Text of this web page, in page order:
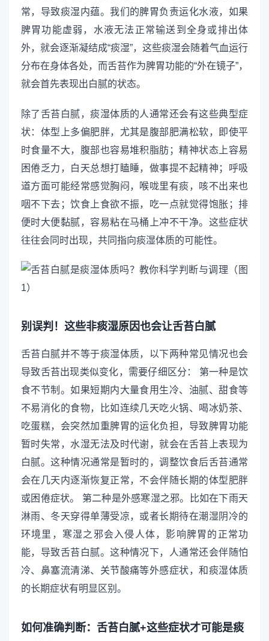
常，导致痰湿内蕴。我们的脾胃负责运化水液，如果
脾胃功能虚弱，水液无法正常输送到全身或排出体
外，就会逐渐凝结成“痰湿”，这些痰湿会随着气血运行
分布在身体各处，而舌苔作为脾胃功能的“外在镜子”，
就会首先表现出白腻的状态。
除了舌苔白腻，痰湿体质的人通常还会有这些典型症
状：体型上多偏肥胖，尤其是腹部肥满松软，即使平
时食量不大，腹部也容易堆积脂肪；精神状态上容易
困倦乏力，白天总想打瞌睡，做事提不起精神；呼吸
道方面可能经常感觉胸闷，喉咙里有痰，咳不出来也
咽不下去；饮食上食欲不振，吃一点就觉得饱胀；排
便时大便黏腻，容易粘在马桶上冲不干净。这些症状
往往会同时出现，共同指向痰湿体质的可能性。
别误判！这些非痰湿原因也会让舌苔白腻
舌苔白腻并不等于痰湿体质，以下两种常见情况也会
导致舌苔出现类似变化，需要仔细区分： 第一种是饮
食不节制。如果短期内大量食用生冷、油腻、甜食等
不易消化的食物，比如连续几天吃火锅、喝冰奶茶、
吃蛋糕，会突然加重脾胃的运化负担，导致脾胃功能
暂时失常，水湿无法及时代谢，就会在舌苔上表现为
白腻。这种情况通常是暂时的，调整饮食后舌苔通常
会在几天内逐渐恢复正常，不会伴随长期的体型肥胖
或困倦症状。 第二种是外感寒湿之邪。比如在下雨天
淋雨、冬天穿得单薄受凉，或者长期待在潮湿阴冷的
环境里，寒湿之邪会入侵人体，影响脾胃的正常功
能，导致舌苔白腻。这种情况下，人通常还会伴随怕
冷、鼻塞流清涕、关节酸痛等外感症状，和痰湿体质
的长期症状有明显区别。
如何准确判断：舌苔白腻+这些症状才可能是痰